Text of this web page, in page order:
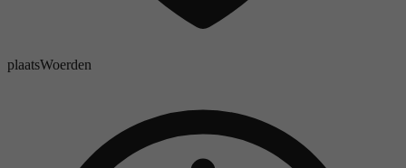
plaatsWoerden